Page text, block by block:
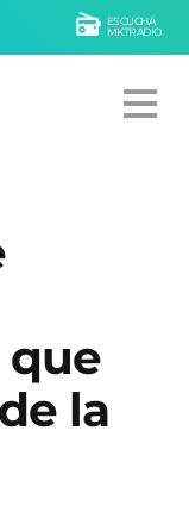
ESCUCHÁ
MKTRADIO
que
la